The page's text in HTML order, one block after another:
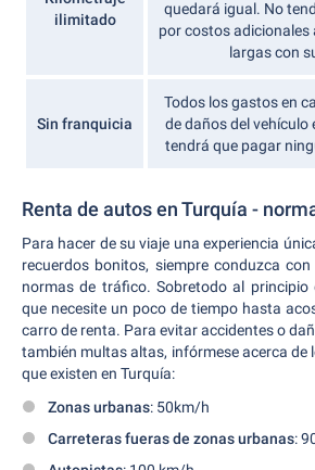
ilimitado
quedará igual. No
por costos
largas con
Sin franquicia
Todos los gastos en
de daños del
tendrá que pagar
Renta de autos en Turquía -
Para hacer de su viaje una experiencia
recuerdos bonitos, siempre conduzca
normas de tráfico. Sobretodo al principio
que necesite un poco de tiempo hasta
carro de renta. Para evitar accidentes o
también multas altas, infórmese acerca de
que existen en Turquía:
Zonas urbanas: 50km/h
Carreteras fueras de zonas urbanas: